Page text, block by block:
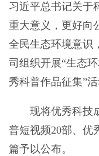
习近平总书记关于
重大意义，更好向
全民生态环境意识
司组织开展“生态
秀科普作品征集”活
现将优秀科技成
普短视频20部、优
篇予以公布。